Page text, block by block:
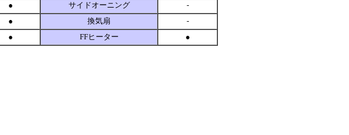
● サイドオーニング
-
● 換気扇
-
● FFヒーター ●